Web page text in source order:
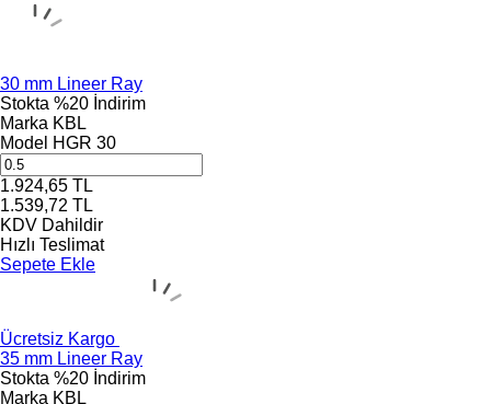
30 mm Lineer Ray
Stokta %20 İndirim
Marka KBL
Model HGR 30
1.924,65 TL
1.539,72 TL
KDV Dahildir
Hızlı Teslimat
Sepete Ekle
Ücretsiz Kargo
35 mm Lineer Ray
Stokta %20 İndirim
Marka KBL